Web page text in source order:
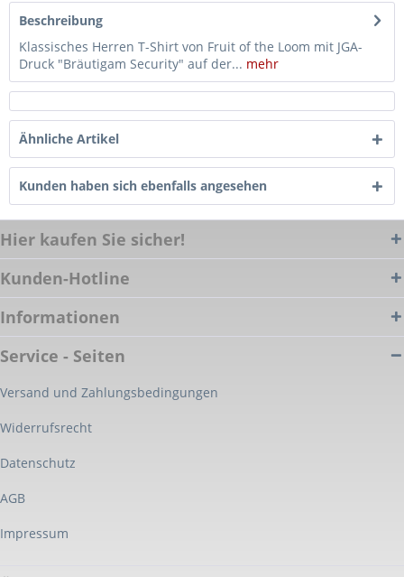
Beschreibung
Klassisches Herren T-Shirt von Fruit of the Loom mit JGA-
Druck "Bräutigam Security" auf der... mehr
Ähnliche Artikel
Kunden haben sich ebenfalls angesehen
Hier kaufen Sie sicher!
Kunden-Hotline
Informationen
Service - Seiten
Versand und Zahlungsbedingungen
Widerrufsrecht
Datenschutz
AGB
Impressum